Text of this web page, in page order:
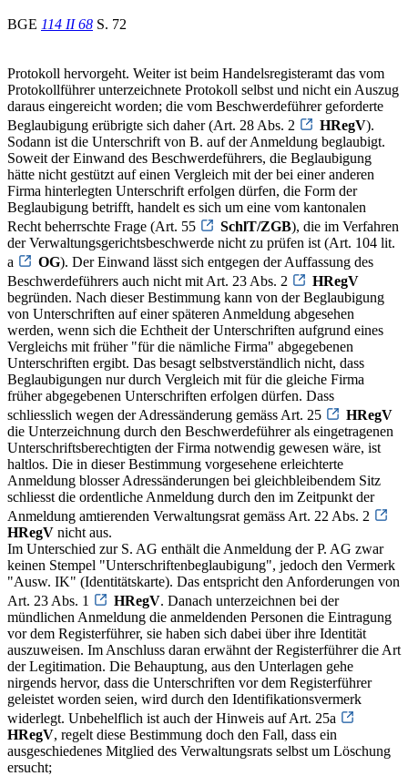
BGE 114 II 68 S. 72
Protokoll hervorgeht. Weiter ist beim Handelsregisteramt das vom
Protokollführer unterzeichnete Protokoll selbst und nicht ein Auszug
daraus eingereicht worden; die vom Beschwerdeführer geforderte
Beglaubigung erübrigte sich daher (Art. 28 Abs. 2
HRegV).
Sodann ist die Unterschrift von B. auf der Anmeldung beglaubigt.
Soweit der Einwand des Beschwerdeführers, die Beglaubigung
hätte nicht gestützt auf einen Vergleich mit der bei einer anderen
Firma hinterlegten Unterschrift erfolgen dürfen, die Form der
Beglaubigung betrifft, handelt es sich um eine vom kantonalen
Recht beherrschte Frage (Art. 55
SchlT/ZGB), die im Verfahren
der Verwaltungsgerichtsbeschwerde nicht zu prüfen ist (Art. 104 lit.
a
OG). Der Einwand lässt sich entgegen der Auffassung des
Beschwerdeführers auch nicht mit Art. 23 Abs. 2
HRegV
begründen. Nach dieser Bestimmung kann von der Beglaubigung
von Unterschriften auf einer späteren Anmeldung abgesehen
werden, wenn sich die Echtheit der Unterschriften aufgrund eines
Vergleichs mit früher "für die nämliche Firma" abgegebenen
Unterschriften ergibt. Das besagt selbstverständlich nicht, dass
Beglaubigungen nur durch Vergleich mit für die gleiche Firma
früher abgegebenen Unterschriften erfolgen dürfen. Dass
schliesslich wegen der Adressänderung gemäss Art. 25
HRegV
die Unterzeichnung durch den Beschwerdeführer als eingetragenen
Unterschriftsberechtigten der Firma notwendig gewesen wäre, ist
haltlos. Die in dieser Bestimmung vorgesehene erleichterte
Anmeldung blosser Adressänderungen bei gleichbleibendem Sitz
schliesst die ordentliche Anmeldung durch den im Zeitpunkt der
Anmeldung amtierenden Verwaltungsrat gemäss Art. 22 Abs. 2
HRegV nicht aus.
Im Unterschied zur S. AG enthält die Anmeldung der P. AG zwar
keinen Stempel "Unterschriftenbeglaubigung", jedoch den Vermerk
"Ausw. IK" (Identitätskarte). Das entspricht den Anforderungen von
Art. 23 Abs. 1
HRegV. Danach unterzeichnen bei der
mündlichen Anmeldung die anmeldenden Personen die Eintragung
vor dem Registerführer, sie haben sich dabei über ihre Identität
auszuweisen. Im Anschluss daran erwähnt der Registerführer die Art
der Legitimation. Die Behauptung, aus den Unterlagen gehe
nirgends hervor, dass die Unterschriften vor dem Registerführer
geleistet worden seien, wird durch den Identifikationsvermerk
widerlegt. Unbehelflich ist auch der Hinweis auf Art. 25a
HRegV, regelt diese Bestimmung doch den Fall, dass ein
ausgeschiedenes Mitglied des Verwaltungsrats selbst um Löschung
ersucht;